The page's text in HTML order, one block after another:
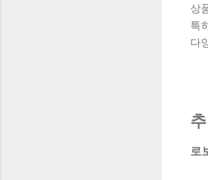
상
특
다
로